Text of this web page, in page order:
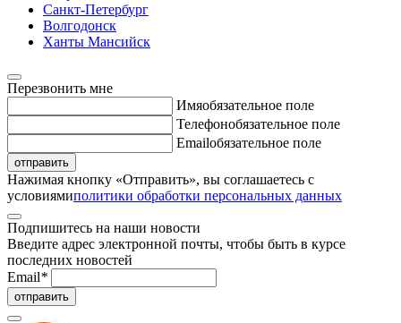
Санкт-Петербург
Волгодонск
Ханты Мансийск
Перезвонить мне
Имяобязательное поле
Телефонобязательное поле
Emailобязательное поле
отправить
Нажимая кнопку «Отправить», вы соглашаетесь с
условиямиполитики обработки персональных данных
Подпишитесь на наши новости
Введите адрес электронной почты, чтобы быть в курсе
последних новостей
Email*
отправить